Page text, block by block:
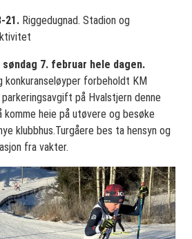
21. Riggedugnad. Stadion og
7. februar hele dagen.
konkuranseløyper forbeholdt KM
på Hvalstjern denne
komme heie på utøvere og besøke
klubbhus.Turgåere bes ta hensyn og
fra vakter.